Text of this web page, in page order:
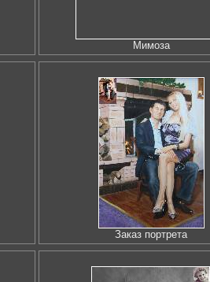
Мимоза
Заказ портрета